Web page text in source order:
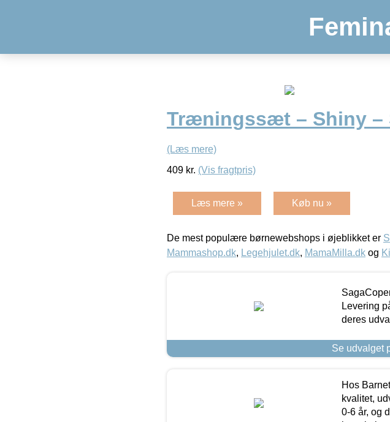
Træningssæt – Shiny –
(Læs mere)
409 kr. (Vis fragtpris)
Læs mere » Køb nu »
De mest populære børnewebshops i øjeblikket er
Mammashop.dk, Legehjulet.dk, MamaMilla.dk og
Levering
deres
Se udvalget
Hos
kvalitet,
0-6 år, og